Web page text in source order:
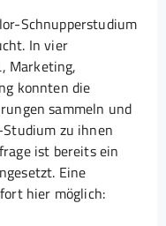
Schnupperstudium
In vier
Marketing,
konnten die
sammeln und
zu ihnen
ist bereits ein
Eine
hier möglich: